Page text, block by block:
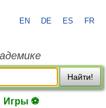
EN DE ES FR
Найти!
Игры ⚽